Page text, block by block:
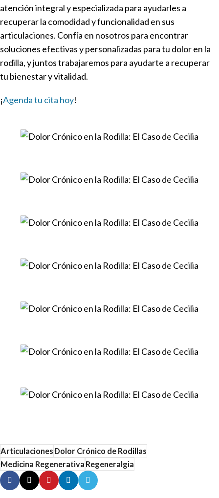
atención integral y especializada para ayudarles a
recuperar la comodidad y funcionalidad en sus
articulaciones. Confía en nosotros para encontrar
soluciones efectivas y personalizadas para tu dolor en la
rodilla, y juntos trabajaremos para ayudarte a recuperar
tu bienestar y vitalidad.
¡Agenda tu cita hoy!
ArticulacionesDolor Crónico de Rodillas
Medicina RegenerativaRegeneralgia